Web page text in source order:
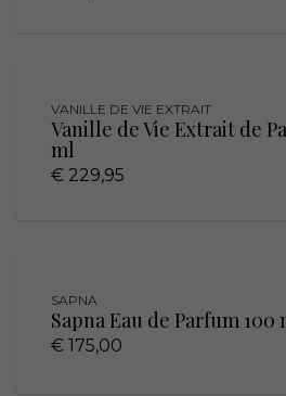
VANILLE DE VIE EXTRAIT
Vanille de Vie Extrait de
ml
€ 229,95
SAPNA
Sapna Eau de Parfum 100
€ 175,00